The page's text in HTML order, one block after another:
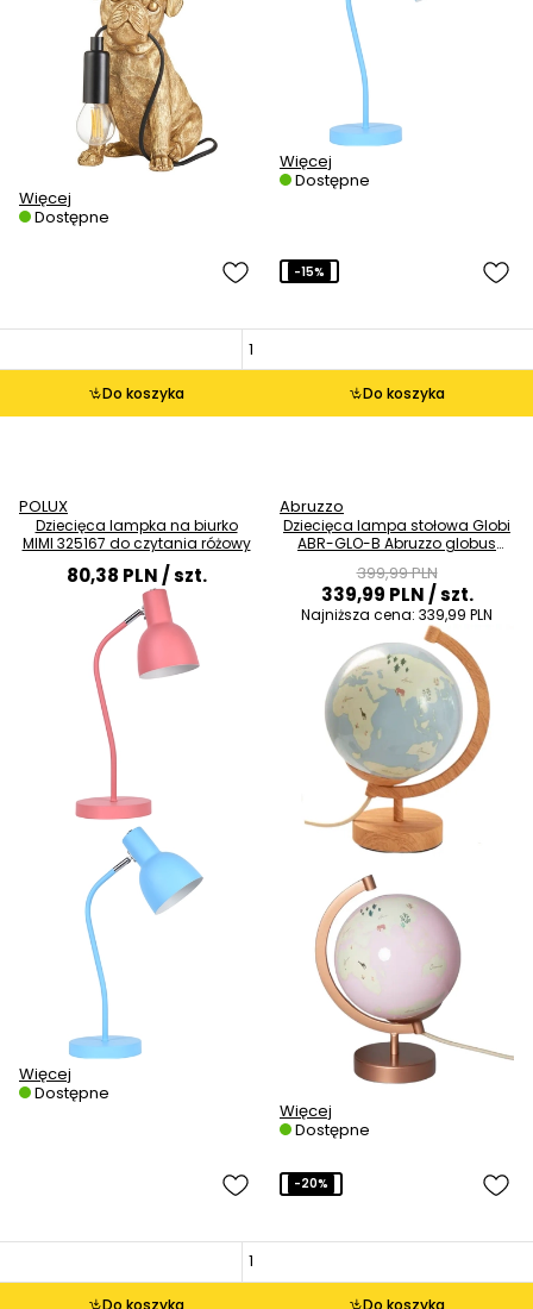
Więcej
Dostępne
Więcej
Dostępne
Do koszyka
POLUX
Dziecięca lampka na biurko
MIMI 325167 do czytania różowy
80,38 PLN/ szt.
Więcej
Dostępne
Do koszyka
-15%
Abruzzo
Dziecięca lampa stołowa Globi
ABR-GLO-B Abruzzo globus
399,99 PLN
339,99 PLN/ szt.
Najniższa cena: 339,99 PLN
Więcej
Dostępne
-20%